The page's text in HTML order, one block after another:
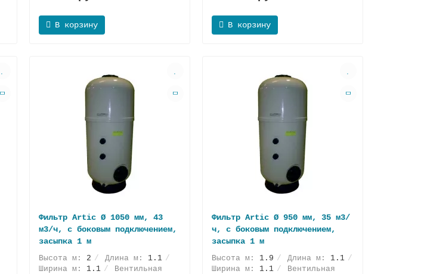
В корзину В корзину
Фильтр Artic Ø 1050 мм, 43
м3/ч, с боковым подключением,
засыпка 1 м
Высота м: 2 Длина м: 1.1
Ширина м: 1.1
Вентильная
Фильтр Artic Ø 950 мм, 35 м3/
ч, с боковым подключением,
засыпка 1 м
Высота м: 1.9 Длина м: 1.1
Ширина м: 1.1
Вентильная